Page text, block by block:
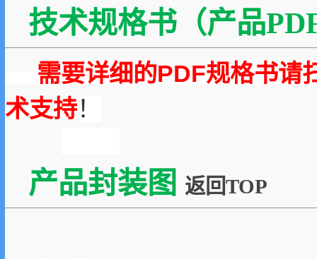
技术规格书（产品
需要详细的PDF规格书请
术支持！
产品封装图 返回TOP